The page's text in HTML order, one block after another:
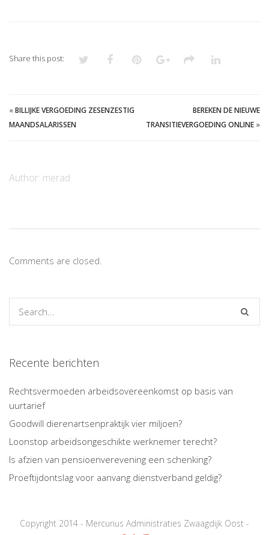
Share this post:
«BILLIJKE VERGOEDING ZESENZESTIG
MAANDSALARISSEN
BEREKEN DE NIEUWE
TRANSITIEVERGOEDING ONLINE »
Author: merad
Comments are closed.
Recente berichten
Rechtsvermoeden arbeidsovereenkomst op basis van
uurtarief
Goodwill dierenartsenpraktijk vier miljoen?
Loonstop arbeidsongeschikte werknemer terecht?
Is afzien van pensioenverevening een schenking?
Proeftijdontslag voor aanvang dienstverband geldig?
Copyright 2014 - Mercurius Administraties Zwaagdijk Oost -